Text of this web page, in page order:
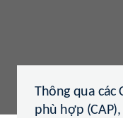
Thông qua các
phù hợp